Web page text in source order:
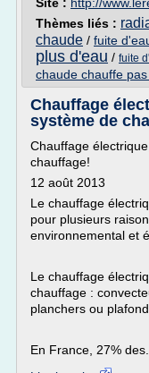
Thèmes liés :
chaude / fuite
plus d'eau / fuite
chaude chauffe
Chauffage
système de
Chauffage
chauffage!
12 août 2013
Le chauffage
pour plusieurs
environnemental et
Le chauffage
chauffage :
planchers ou
En France, 27% des...